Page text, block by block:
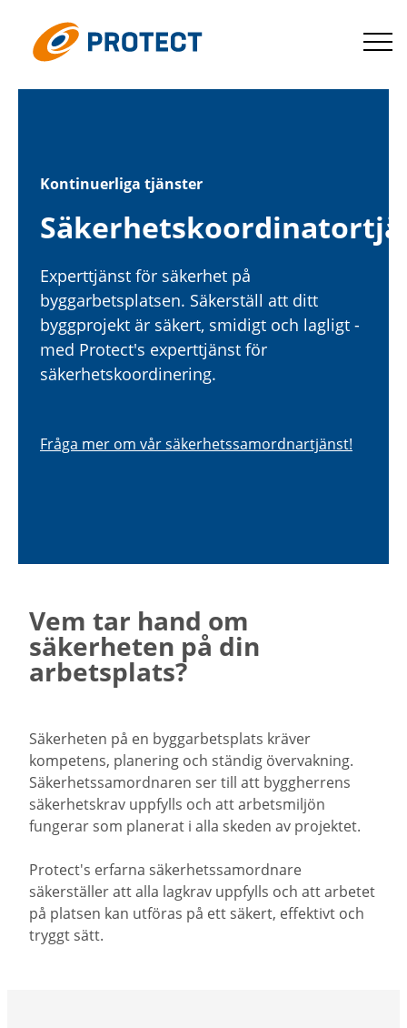
innehåll
Protect
Kontinuerliga tjänster
Experttjänst för säkerhet på
byggarbetsplatsen. Säkerställ att ditt
byggprojekt är säkert, smidigt och lagligt -
med Protect's experttjänst för
säkerhetskoordinering.
Fråga mer om vår säkerhetssamordnartjänst!
Vem tar hand om
säkerheten på din
arbetsplats?
Säkerheten på en byggarbetsplats kräver
kompetens, planering och ständig övervakning.
Säkerhetssamordnaren ser till att byggherrens
säkerhetskrav uppfylls och att arbetsmiljön
fungerar som planerat i alla skeden av projektet.
Protect's erfarna säkerhetssamordnare
säkerställer att alla lagkrav uppfylls och att arbetet
på platsen kan utföras på ett säkert, effektivt och
tryggt sätt.